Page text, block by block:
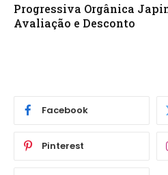
Progressiva Orgânica
Avaliação e Desconto
Facebook
Pinterest